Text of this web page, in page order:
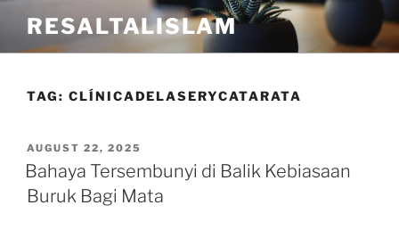
content
RESALTALISLAM
TAG: CLÍNICADELASERYCATARATA
POSTED
ON
AUGUST 22, 2025
Bahaya Tersembunyi di Balik Kebiasaan
Buruk Bagi Mata